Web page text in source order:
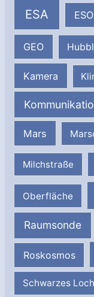
ESA ESO
GEO
Kamera
Mars
Milchstraße
Oberfläche
Raumsonde
Roskosmos
Schwarzes Loch